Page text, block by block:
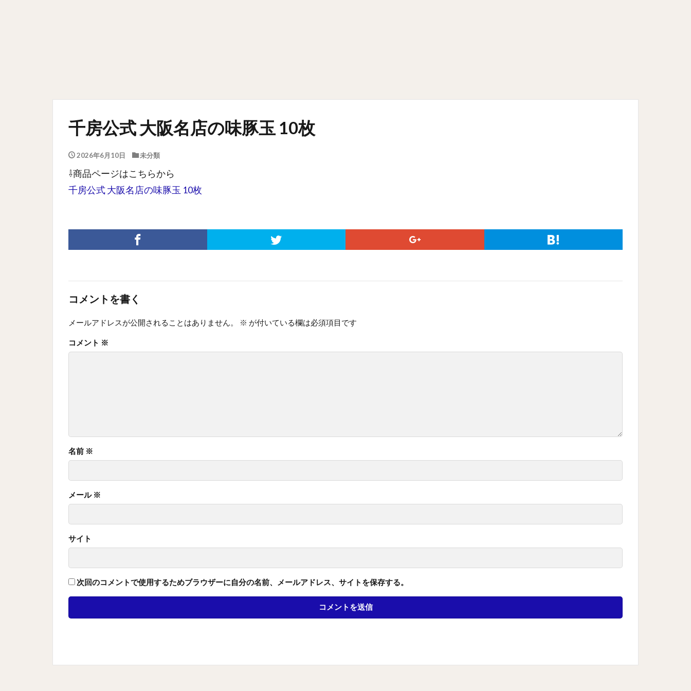
千房公式 大阪名店の味豚玉 10枚
2026年6月10日 未分類
⇩商品ページはこちらから
千房公式 大阪名店の味豚玉 10枚
コメントを書く
メールアドレスが公開されることはありません。 ※ が付いている欄は必須項目です
コメント ※
名前 ※
メール ※
サイト
次回のコメントで使用するためブラウザーに自分の名前、メールアドレス、サイトを保存する。